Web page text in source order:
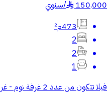
150,000
§
/سنوي
473م²
2
2
1